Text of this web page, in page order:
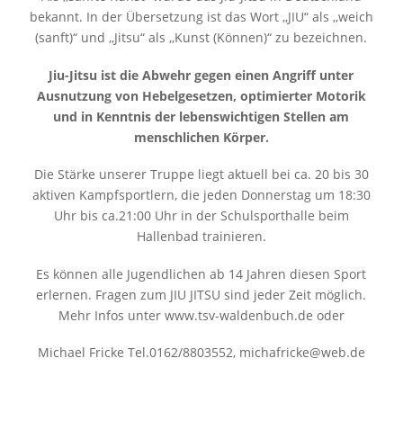
bekannt. In der Übersetzung ist das Wort ,,JIU“ als ,,weich
(sanft)“ und ,,Jitsu“ als ,,Kunst (Können)“ zu bezeichnen.
Jiu-Jitsu ist die Abwehr gegen einen Angriff unter
Ausnutzung von Hebelgesetzen, optimierter Motorik
und in Kenntnis der lebenswichtigen Stellen am
menschlichen Körper.
Die Stärke unserer Truppe liegt aktuell bei ca. 20 bis 30
aktiven Kampfsportlern, die jeden Donnerstag um 18:30
Uhr bis ca.21:00 Uhr in der Schulsporthalle beim
Hallenbad trainieren.
Es können alle Jugendlichen ab 14 Jahren diesen Sport
erlernen. Fragen zum JIU JITSU sind jeder Zeit möglich.
Mehr Infos unter www.tsv-waldenbuch.de oder
Michael Fricke Tel.0162/8803552, michafricke@web.de